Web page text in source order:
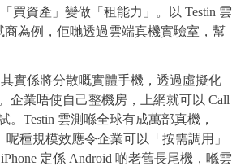
買資產」變做「租能力」。以 Testin 雲
為例，佢哋透過雲端真機實驗室，幫
實係將分散嘅實體手機，透過虛擬化
企業唔使自己整機房，上網就可以 Call
。Testin 雲測喺全球有成萬部真機，
呢種規模效應令企業可以「按需調用」
定係 Android 啲老舊長尾機，喺雲